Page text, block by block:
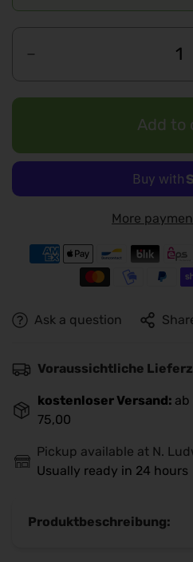
Add to
More
Ask a question
Voraussichtliche
kostenloser Versand:
75,00
Pickup available at N.
Usually ready in 24 hours
Produktbeschreibung: